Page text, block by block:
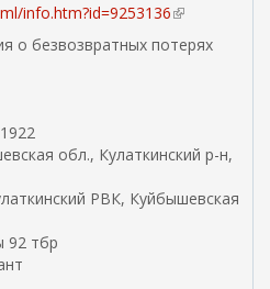
info.htm?id=9253136(
н
я
с
о безвозвратных потерях
обл., Кулаткинский р-н,
РВК, Куйбышевская
92 тбр